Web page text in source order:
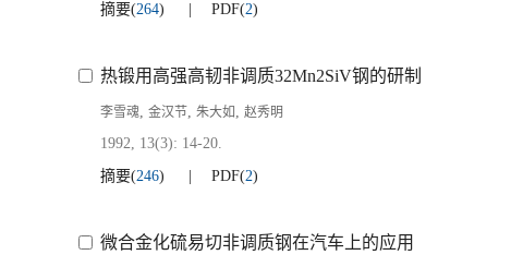
摘要(264) PDF(2)
热锻用高强高韧非调质32Mn2SiV钢的研制
李雪魂, 金汉节, 朱大如 , 赵秀明
1992, 13(3): 14-20.
摘要(246) PDF(2)
微合金化硫易切非调质钢在汽车上的应用